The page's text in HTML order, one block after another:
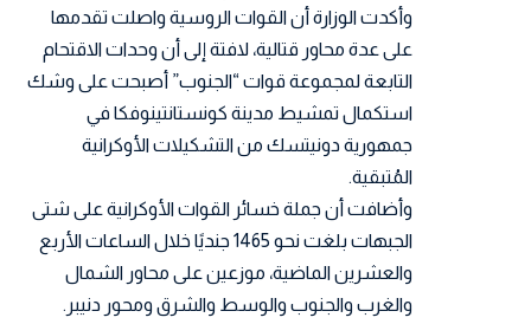
وأكدت الوزارة أن القوات الروسية واصلت تقدمها
على عدة محاور قتالية، لافتة إلى أن وحدات الاقتحام
التابعة لمجموعة قوات “الجنوب” أصبحت على وشك
استكمال تمشيط مدينة كونستانتينوفكا في
جمهورية دونيتسك من التشكيلات الأوكرانية
المُتبقية.
وأضافت أن جملة خسائر القوات الأوكرانية على شتى
الجبهات بلغت نحو 1465 جنديًا خلال الساعات الأربع
والعشرين الماضية، موزعين على محاور الشمال
والغرب والجنوب والوسط والشرق ومحور دنيبر.